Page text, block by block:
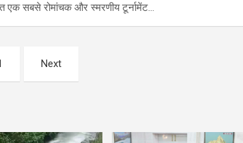
एक सबसे रोमांचक और स्मरणीय टूर्नामेंट…
Next